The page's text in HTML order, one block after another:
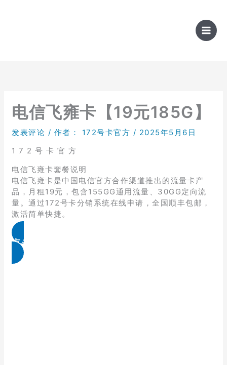
电信飞雍卡【19元185G】
发表评论 / 作者： 172号卡官方 / 2025年5月6日
1 7 2 号 卡 官 方
电信飞雍卡套餐说明
电信飞雍卡是中国电信官方合作渠道推出的流量卡产
品，月租19元，包含155GG通用流量、30GG定向流
量。通过172号卡分销系统在线申请，全国顺丰包邮，
激活简单快捷。
点击免费领取